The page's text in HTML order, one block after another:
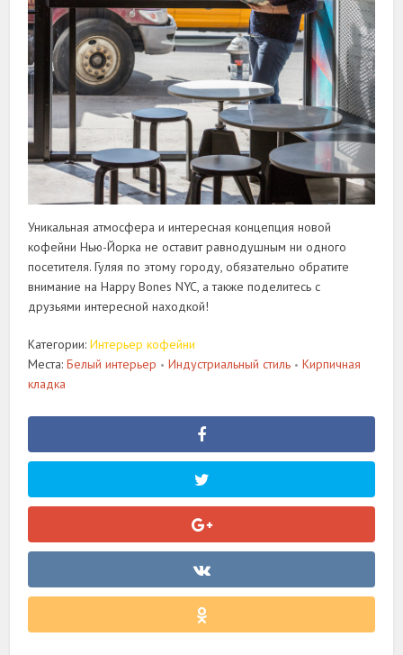
Уникальная атмосфера и интересная концепция новой
кофейни Нью-Йорка не оставит равнодушным ни одного
посетителя. Гуляя по этому городу, обязательно обратите
внимание на Happy Bones NYC, а также поделитесь с
друзьями интересной находкой!
Категории:Интерьер кофейни
Места:Белый интерьер • Индустриальный стиль • Кирпичная
кладка